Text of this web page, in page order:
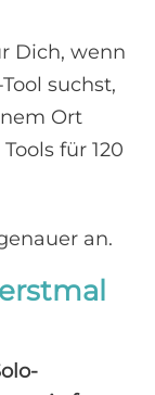
Dich, wenn
suchst,
Ort
für 120
an.